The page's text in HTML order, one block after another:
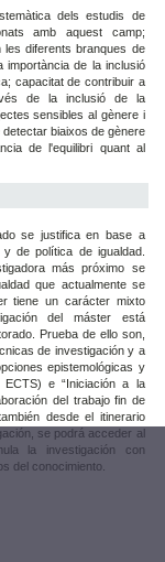
dels estudis de
amb aquest camp;
les diferents branques de
importància de la inclusió
capacitat de contribuir a
de la inclusió de la
sensibles al gènere i
biaixos de gènere
de l'equilibri quant al
se justifica en base a
de política de igualdad.
más próximo se
que actualmente se
tiene un carácter mixto
del máster está
Prueba de ello son,
de investigación y a
epistemológicas y
ECTS) e “Iniciación a la
del trabajo fin de
desde el itinerario
se podrá acceder al
la investigación con
del conocimiento.